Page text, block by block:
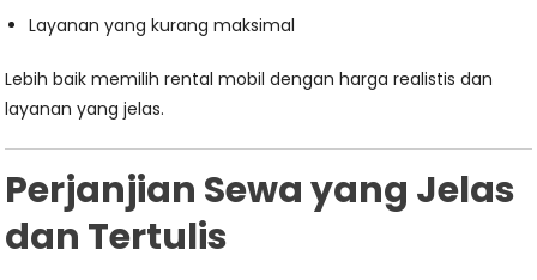
Layanan yang kurang maksimal
Lebih baik memilih rental mobil dengan harga realistis dan
layanan yang jelas.
Perjanjian Sewa yang Jelas
dan Tertulis